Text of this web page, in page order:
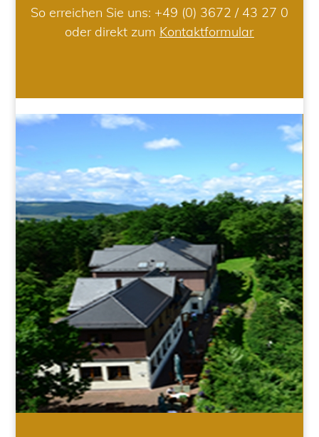
So erreichen Sie uns: +49 (0) 3672 / 43 27 0
oder direkt zum Kontaktformular
HOTEL